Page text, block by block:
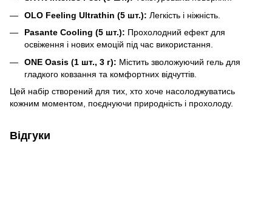
OLO Feeling Ultrathin (5 шт.): Легкість і ніжність.
Pasante Cooling (5 шт.): Прохолодний ефект для
освіження і нових емоцій під час використання.
ONE Oasis (1 шт., 3 г): Містить зволожуючий гель для
гладкого ковзання та комфортних відчуттів.
Цей набір створений для тих, хто хоче насолоджуватись
кожним моментом, поєднуючи природність і прохолоду.
Відгуки